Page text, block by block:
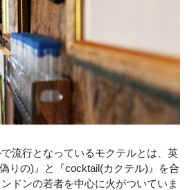
流行となっているモクテルとは、英
りの)』と『cocktail(カクテル)』を合
ドンの若者を中心に火がついていま